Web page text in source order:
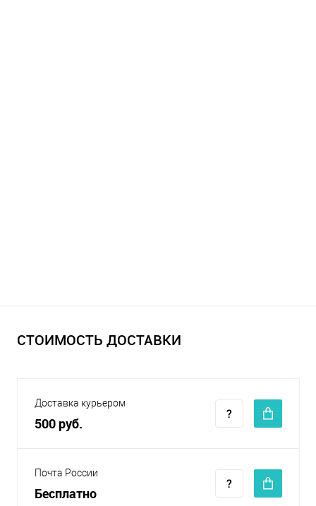
СТОИМОСТЬ ДОСТАВКИ
Доставка курьером
500 руб.
Почта России
Бесплатно